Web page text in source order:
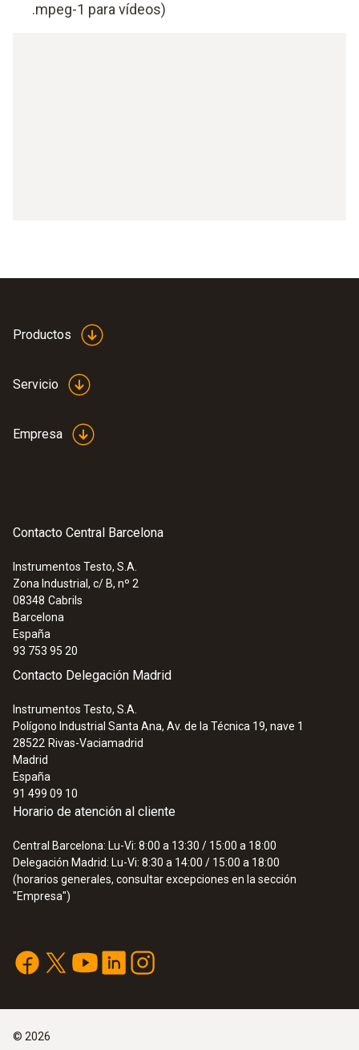
.mpeg-1 para vídeos)
Productos
Servicio
Empresa
Contacto Central Barcelona
Instrumentos Testo, S.A.
Zona Industrial, c/ B, nº 2
08348 Cabrils
Barcelona
España
93 753 95 20
Contacto Delegación Madrid
Instrumentos Testo, S.A.
Polígono Industrial Santa Ana, Av. de la Técnica 19, nave 1
28522 Rivas-Vaciamadrid
Madrid
España
91 499 09 10
Horario de atención al cliente
Central Barcelona: Lu-Vi: 8:00 a 13:30 / 15:00 a 18:00
Delegación Madrid: Lu-Vi: 8:30 a 14:00 / 15:00 a 18:00
(horarios generales, consultar excepciones en la sección
"Empresa")
© 2026